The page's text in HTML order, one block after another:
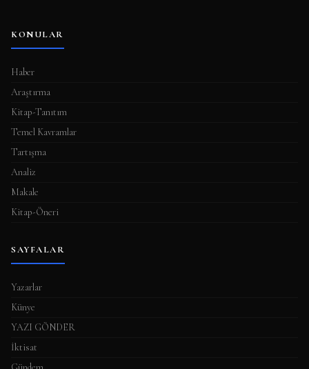
KONULAR
Haber
Araştırma
Kitap-Tanıtım
Temel Kavramlar
Tartışma
Analiz
Makale
Kitap-Öneri
SAYFALAR
Yazarlar
Künye
YAZI GÖNDER
İktisat